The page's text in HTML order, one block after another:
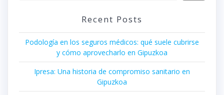
Recent Posts
Podología en los seguros médicos: qué suele cubrirse
y cómo aprovecharlo en Gipuzkoa
Ipresa: Una historia de compromiso sanitario en
Gipuzkoa